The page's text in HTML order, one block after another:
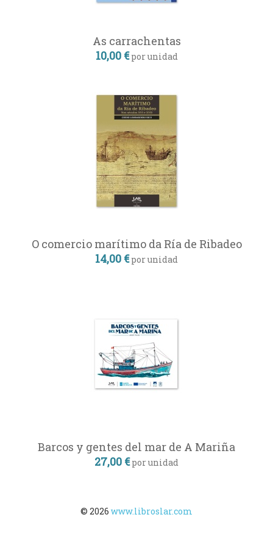
As carrachentas
10,00 € por unidad
O comercio marítimo da Ría de Ribadeo
14,00 € por unidad
Barcos y gentes del mar de A Mariña
27,00 € por unidad
© 2026 www.libroslar.com